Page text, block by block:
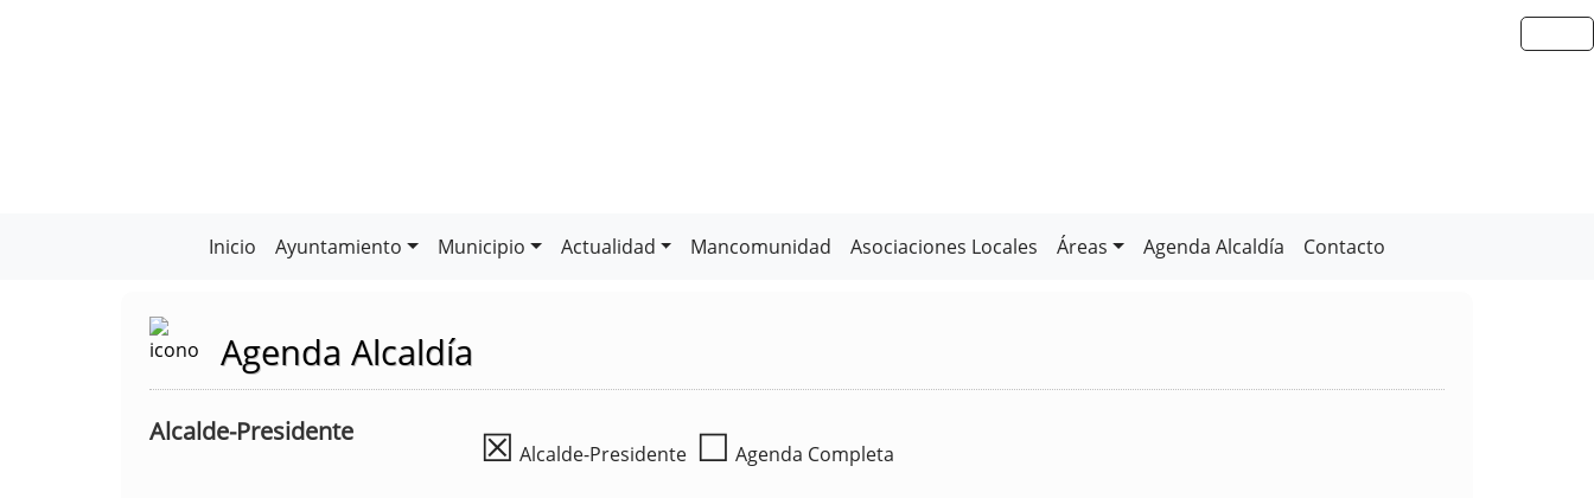
Inicio Ayuntamiento Municipio Actualidad Mancomunidad Asociaciones Locales Áreas Agenda Alcaldía Contacto
Agenda Alcaldía
Alcalde-Presidente ☒ Alcalde-Presidente ☐ Agenda Completa